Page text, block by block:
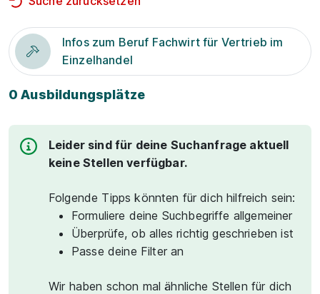
Infos zum Beruf Fachwirt für Vertrieb im
Einzelhandel
0 Ausbildungsplätze
Leider sind für deine Suchanfrage aktuell
keine Stellen verfügbar.
Folgende Tipps könnten für dich hilfreich sein:
Formuliere deine Suchbegriffe allgemeiner
Überprüfe, ob alles richtig geschrieben ist
Passe deine Filter an
Wir haben schon mal ähnliche Stellen für dich